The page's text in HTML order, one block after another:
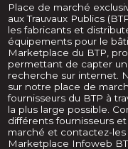
Place de marché
aux Trauvaux Publics
les fabricants et
équipements pour le
Marketplace du BTP,
permettant de capter
recherche sur internet.
sur notre place de
fournisseurs du BTP à
la plus large possible.
différents fournisseurs
marché et contactez-
Marketplace Infoweb